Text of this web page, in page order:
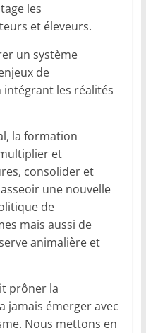
les
et éleveurs.
un système
de
les réalités
la formation
et
consolider et
une nouvelle
de
mais aussi de
animalière et
prôner la
jamais émerger avec
Nous mettons en